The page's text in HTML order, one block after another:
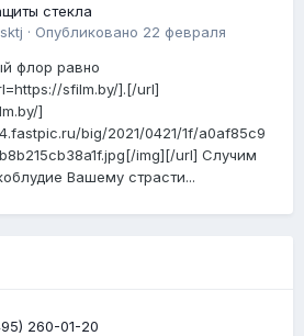
стекла
· Опубликовано 22 февраля
флор равно
sfilm.by/].[/url]
]
big/2021/0421/1f/a0af85c9
img][/url] Случим
Вашему страсти...
260-01-20